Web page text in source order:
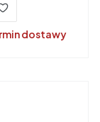
dostawy